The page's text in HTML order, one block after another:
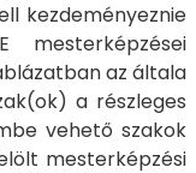
kezdeményeznie
az általa
a részleges
vehető szakok
mesterképzési